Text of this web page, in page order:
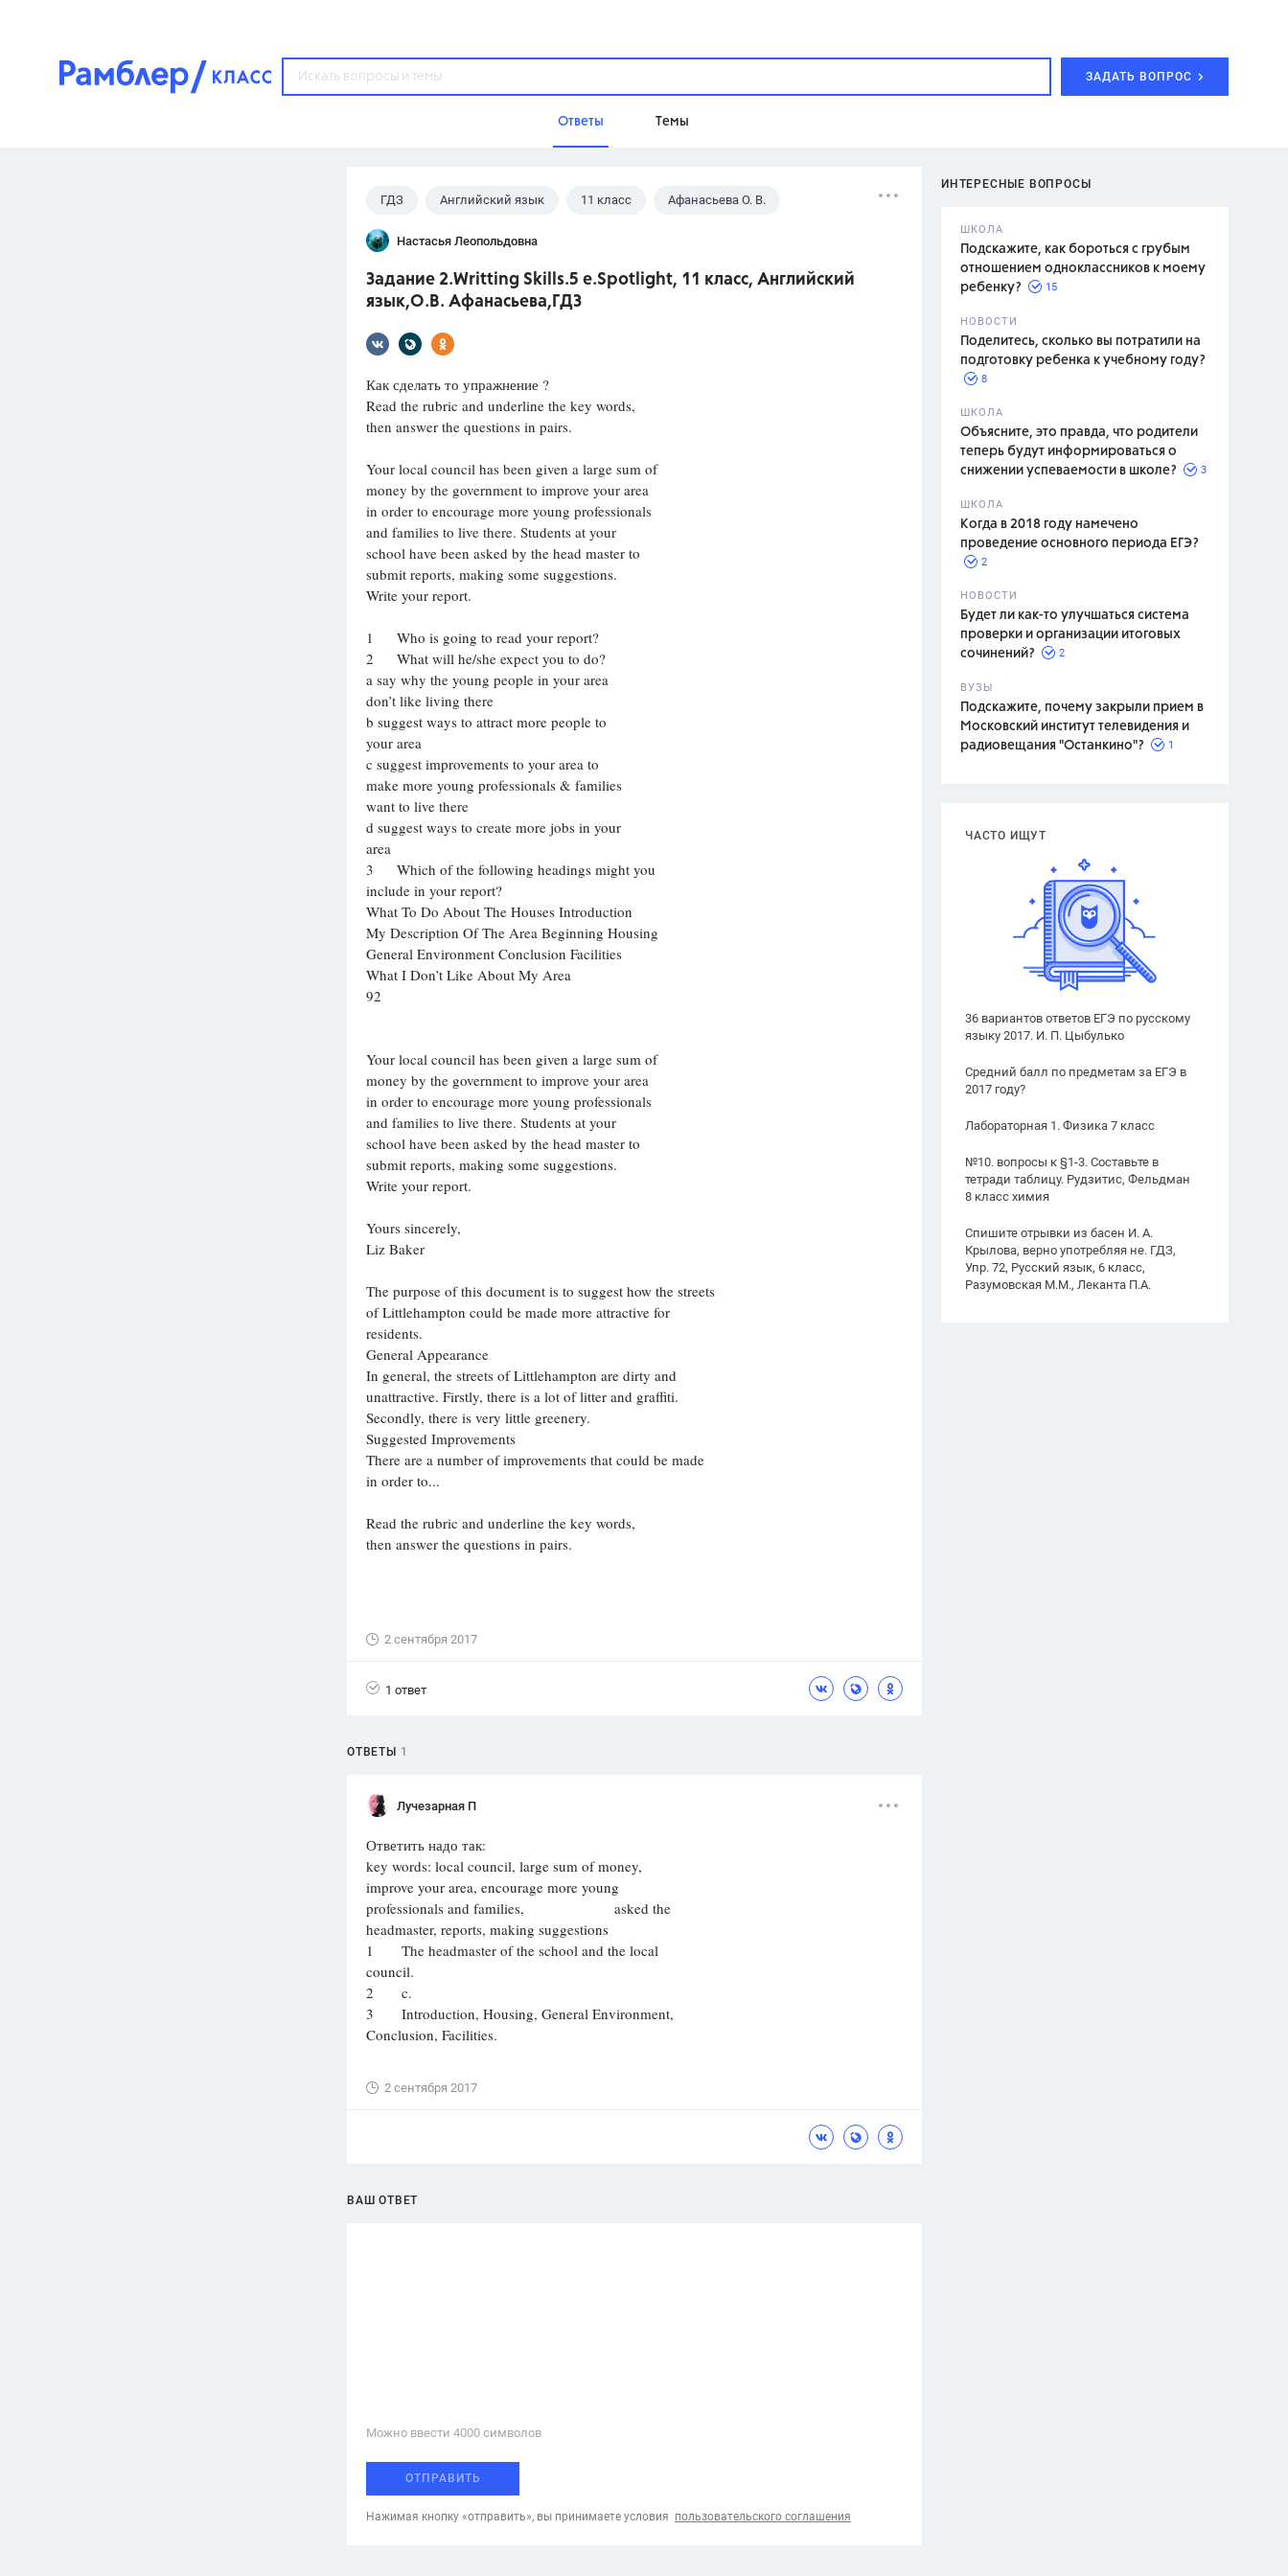
ЗАДАТЬ ВОПРОС
Ответы Темы
Популярные темы
ГДЗ
ОГЭ
ФИПИ
ответов
Вузы
Олимпиады
ответа
Spotlight
ответов
Домашнее задание
Школа
Психология
Отношения,
ИНТЕРЕСНЫЕ ВОПРОСЫ
ШКОЛА
Подскажите, как бороться с грубым
отношением одноклассников к моему
ребенку?
15
НОВОСТИ
Поделитесь, сколько вы потратили на
подготовку ребенка к учебному году?
8
ШКОЛА
Объясните, это правда, что родители
теперь будут информироваться о
снижении успеваемости в школе?
3
ШКОЛА
Когда в 2018 году намечено
проведение основного периода ЕГЭ?
2
НОВОСТИ
Будет ли как-то улучшаться система
проверки и организации итоговых
сочинений?
2
ВУЗЫ
Подскажите, почему закрыли прием в
Московский институт телевидения и
радиовещания "Останкино"?
1
ЧАСТО ИЩУТ
36 вариантов ответов ЕГЭ по русскому
языку 2017. И. П. Цыбулько
Средний балл по предметам за ЕГЭ в
2017 году?
Лабораторная 1. Физика 7 класс
№10. вопросы к §1-3. Составьте в
тетради таблицу. Рудзитис, Фельдман
8 класс химия
Спишите отрывки из басен И. А.
Крылова, верно употребляя не. ГДЗ,
Упр. 72, Русский язык, 6 класс,
Разумовская М.М., Леканта П.А.
ГДЗ Английский язык 11 класс Афанасьева О. В.
Настасья Леопольдовна
Задание 2.Writting Skills.5 e.Spotlight, 11 класс, Английский
язык,О.В. Афанасьева,ГДЗ
Как сделать то упражнение ?
Read the rubric and underline the key words,
then answer the questions in pairs.
Your local council has been given a large sum of
money by the government to improve your area
in order to encourage more young professionals
and families to live there. Students at your
school have been asked by the head master to
submit reports, making some suggestions.
Write your report.
1 Who is going to read your report?
2 What will he/she expect you to do?
a say why the young people in your area
don’t like living there
b suggest ways to attract more people to
your area
c suggest improvements to your area to
make more young professionals & families
want to live there
d suggest ways to create more jobs in your
area
3 Which of the following headings might you
include in your report?
What To Do About The Houses Introduction
My Description Of The Area Beginning Housing
General Environment Conclusion Facilities
What I Don’t Like About My Area
92
Your local council has been given a large sum of
money by the government to improve your area
in order to encourage more young professionals
and families to live there. Students at your
school have been asked by the head master to
submit reports, making some suggestions.
Write your report.
Yours sincerely,
Liz Baker
The purpose of this document is to suggest how the streets
of Littlehampton could be made more attractive for
residents.
General Appearance
In general, the streets of Littlehampton are dirty and
unattractive. Firstly, there is a lot of litter and graffiti.
Secondly, there is very little greenery.
Suggested Improvements
There are a number of improvements that could be made
in order to...
Read the rubric and underline the key words,
then answer the questions in pairs.
2 сентября 2017
1 ответ
ОТВЕТЫ 1
Лучезарная П
Ответить надо так:
key words: local council, large sum of money,
improve your area, encourage more young
professionals and families, asked the
headmaster, reports, making suggestions
1 The headmaster of the school and the local
council.
2 c.
3 Introduction, Housing, General Environment,
Conclusion, Facilities.
2 сентября 2017
ВАШ ОТВЕТ
Можно ввести 4000 cимволов
ОТПРАВИТЬ
Нажимая кнопку «отправить», вы принимаете условия пользовательского соглашения